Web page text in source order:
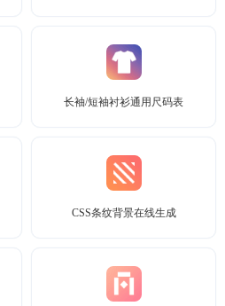
长袖/短袖衬衫通用尺码表
CSS条纹背景在线生成